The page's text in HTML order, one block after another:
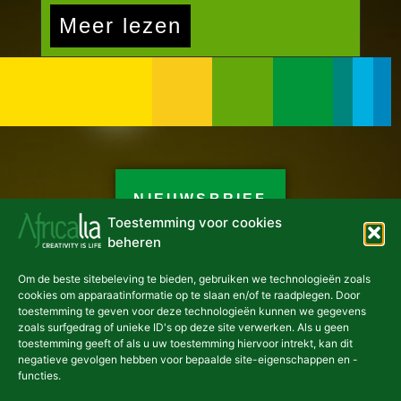
Toestemming voor cookies
beheren
Om de beste sitebeleving te bieden, gebruiken we technologieën zoals
cookies om apparaatinformatie op te slaan en/of te raadplegen. Door
toestemming te geven voor deze technologieën kunnen we gegevens
zoals surfgedrag of unieke ID's op deze site verwerken. Als u geen
toestemming geeft of als u uw toestemming hiervoor intrekt, kan dit
negatieve gevolgen hebben voor bepaalde site-eigenschappen en -
functies.
Meer lezen
NIEUWSBRIEF
asbl Africalia vzw
Congresstraat 13
1000 Brussel
België
africalia@africalia.be